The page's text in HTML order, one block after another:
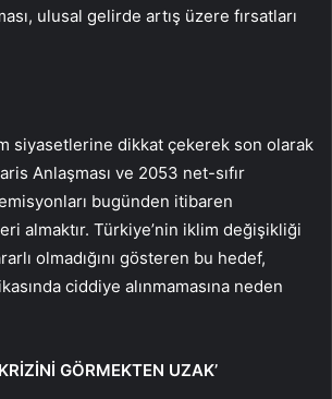
ulusal gelirde artış üzere fırsatları
siyasetlerine dikkat çekerek son olarak
Anlaşması ve 2053 net-sıfır
bugünden itibaren
almaktır. Türkiye’nin iklim değişikliği
olmadığını gösteren bu hedef,
ciddiye alınmamasına neden
GÖRMEKTEN UZAK’